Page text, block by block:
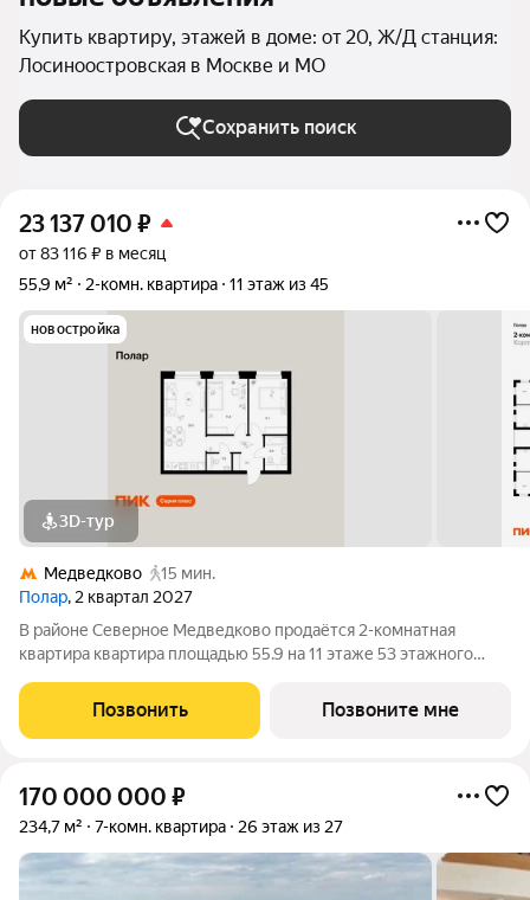
Купить квартиру, этажей в доме: от 20, Ж/Д станция:
Лосиноостровская в Москве и МО
Сохранить поиск
23 137 010 ₽
от 83 116 ₽ в месяц
55,9 м²
2-комн. квартира 11 этаж из 45
новостройка
3D-тур
Медведково
15 мин.
Полар, 2 квартал 2027
В районе Северное Медведково продаётся 2-комнатная
квартира квартира площадью 55.9 на 11 этаже 53 этажного
расположение 17 минут пешком до станции метро
«Медведково». 8 минут на автомобиле до
Позвонить Позвоните мне
170 000 000 ₽
234,7 м² 7-комн. квартира 26 этаж из 27